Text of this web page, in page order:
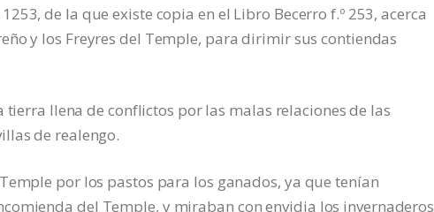
de la que existe copia en el Libro Becerro f.º 253, acerca
y los Freyres del Temple, para dirimir sus contiendas
tierra llena de conflictos por las malas relaciones de las
de realengo.
por los pastos para los ganados, ya que tenían
del Temple, y miraban con envidia los invernaderos